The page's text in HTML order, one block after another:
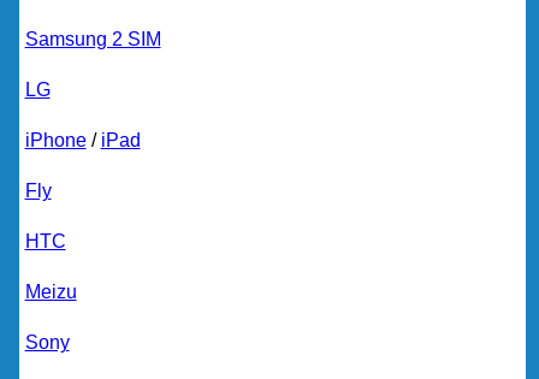
Samsung 2 SIM
LG
iPhone/ iPad
Fly
HTC
Meizu
Sony